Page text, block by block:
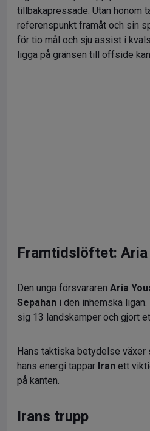
tillbakapressade. Utan honom
referenspunkt framåt och sin
för tio mål och sju assist i
ligga på gränsen till offside
Framtidslöftet: Aria
Den unga försvararen Aria
Sepahan i den inhemska
sig 13 landskamper och gjort
Hans taktiska betydelse växer
hans energi tappar Iran ett
på kanten.
Irans trupp